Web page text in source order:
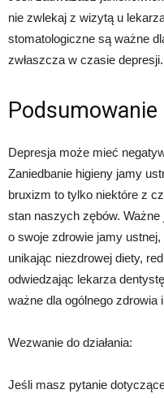
nie zwlekaj z wizytą u
stomatologiczne są ważne
zwłaszcza w czasie depresji.
Podsumowanie
Depresja może mieć
Zaniedbanie higieny jamy
bruxizm to tylko niektóre z
stan naszych zębów.
o swoje zdrowie jamy
unikając niezdrowej diety,
odwiedzając lekarza
ważne dla ogólnego zdrowia
Wezwanie do działania:
Jeśli masz pytanie